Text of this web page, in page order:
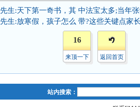
生:天下第一奇书，其 中法宝太多;当年
生:放寒假，孩子怎么 带?这些关键点家
16
来顶一下 返回首页
站内搜索：